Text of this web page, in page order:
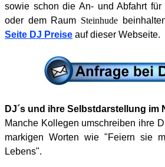
sowie schon die An- und Abfahrt
oder dem Raum Steinhude
Seite DJ Preise auf dieser Webseite.
DJ´s und ihre Selbstdarstellung im
Manche Kollegen umschreiben ihre
markigen Worten wie "Feiern sie
Lebens".